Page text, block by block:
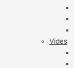
Vides